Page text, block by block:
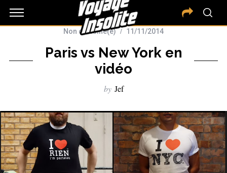
Non classifié(e) 11/11/2014
Paris vs New York en
vidéo
by Jef